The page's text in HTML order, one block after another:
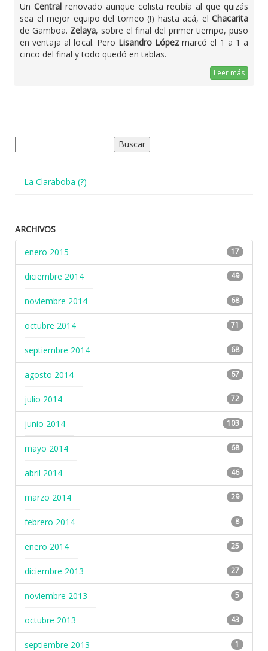
Un Central renovado aunque colista recibía al que quizás
sea el mejor equipo del torneo (!) hasta acá, el Chacarita
de Gamboa. Zelaya, sobre el final del primer tiempo, puso
en ventaja al local. Pero Lisandro Lópezmarcó el 1 a 1 a
cinco del final y todo quedó en tablas.
Leer más
La Claraboba (?)
ARCHIVOS
enero 2015
17
diciembre 2014 49
noviembre 2014 68
octubre 2014 71
septiembre 2014 68
agosto 2014 67
julio 2014 72
junio 2014 103
mayo 2014 68
abril 2014 46
marzo 2014 29
febrero 2014 8
enero 2014 25
diciembre 2013 27
noviembre 2013 5
octubre 2013 43
septiembre 2013 1